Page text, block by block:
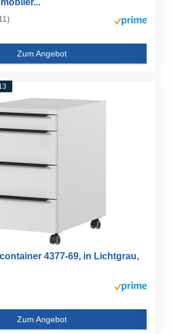
Zum Angebot
4377-69, in Lichtgrau,
Zum Angebot